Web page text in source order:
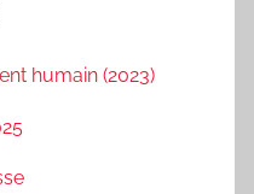
humain (2023)